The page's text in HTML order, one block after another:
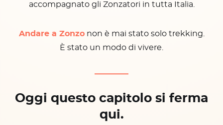
accompagnato gli Zonzatori in tutta Italia.
Andare a Zonzonon è mai stato solo trekking.
È stato un modo di vivere.
Oggi questo capitolo si ferma
qui.